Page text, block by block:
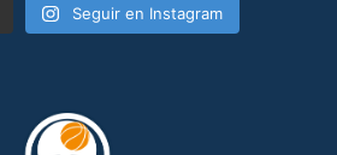
Seguir en Instagram